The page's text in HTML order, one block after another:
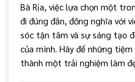
Bà Rịa, việc lựa chọn một
đi đúng đắn, đồng nghĩa với
sóc tận tâm và sự sáng tạo
của mình. Hãy để những
thành một trải nghiệm làm